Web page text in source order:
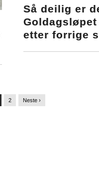
Så deilig er
Goldagsløpet
etter forrige
2 Neste ›